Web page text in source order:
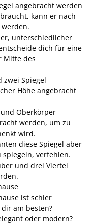
angebracht werden
kann er nach
unterschiedlicher
dich für eine
Mitte des
zwei Spiegel
Höhe angebracht
Oberkörper
werden, um zu
wird.
diese Spiegel aber
spiegeln, verfehlen.
und drei Viertel
ist schier
am besten?
oder modern?